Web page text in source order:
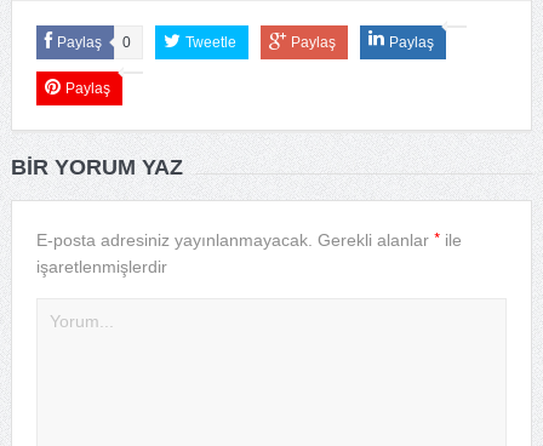
Paylaş 0 Tweetle Paylaş Paylaş
Paylaş
BIR YORUM YAZ
E-posta adresiniz yayınlanmayacak. Gerekli alanlar *ile
işaretlenmişlerdir